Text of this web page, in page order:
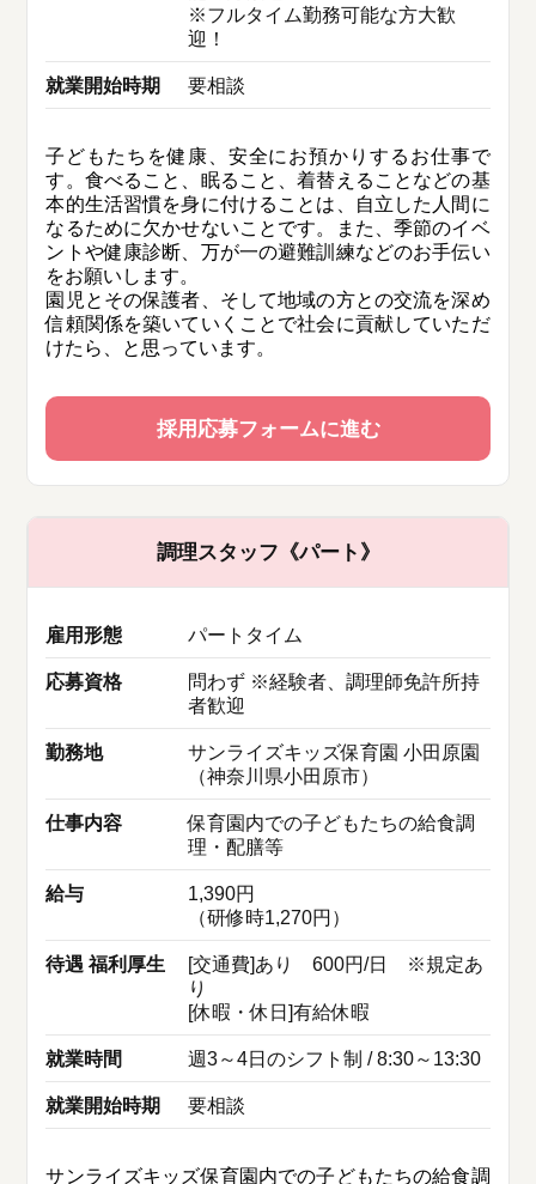
※フルタイム勤務可能な方大歓
迎！
就業開始時期 要相談
子どもたちを健康、安全にお預かりするお仕事で
す。食べること、眠ること、着替えることなどの基
本的生活習慣を身に付けることは、自立した人間に
なるために欠かせないことです。また、季節のイベ
ントや健康診断、万が一の避難訓練などのお手伝い
をお願いします。
園児とその保護者、そして地域の方との交流を深め
信頼関係を築いていくことで社会に貢献していただ
けたら、と思っています。
採用応募フォームに進む
調理スタッフ《パート》
雇用形態 パートタイム
応募資格
問わず ※経験者、調理師免許所持
者歓迎
勤務地
サンライズキッズ保育園 小田原園
（神奈川県小田原市）
仕事内容
保育園内での子どもたちの給食調
理・配膳等
給与
1,390円
（研修時1,270円）
待遇 福利厚生
[交通費]あり 600円/日 ※規定あ
り
[休暇・休日]有給休暇
就業時間 週3～4日のシフト制 / 8:30～13:30
就業開始時期 要相談
サンライズキッズ保育園内での子どもたちの給食調